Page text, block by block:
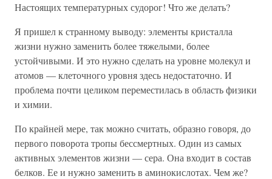
Настоящих температурных судорог! Что же делать?
Я пришел к странному выводу: элементы кристалла
жизни нужно заменить более тяжелыми, более
устойчивыми. И это нужно сделать на уровне молекул и
атомов — клеточного уровня здесь недостаточно. И
проблема почти целиком переместилась в область физики
и химии.
По крайней мере, так можно считать, образно говоря, до
первого поворота тропы бессмертных. Один из самых
активных элементов жизни — сера. Она входит в состав
белков. Ее и нужно заменить в аминокислотах. Чем же?